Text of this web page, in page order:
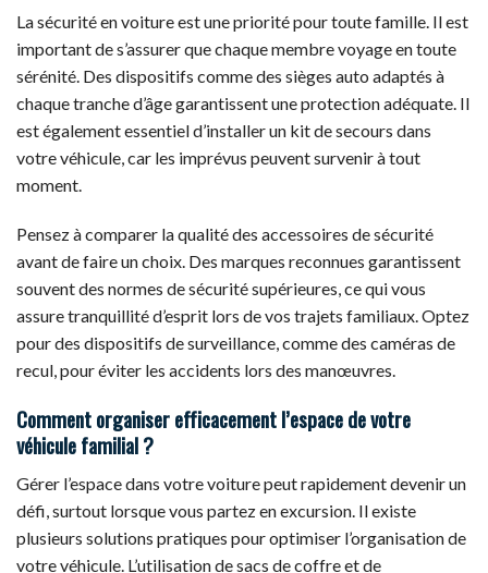
La sécurité en voiture est une priorité pour toute famille. Il est
important de s’assurer que chaque membre voyage en toute
sérénité. Des dispositifs comme des sièges auto adaptés à
chaque tranche d’âge garantissent une protection adéquate. Il
est également essentiel d’installer un kit de secours dans
votre véhicule, car les imprévus peuvent survenir à tout
moment.
Pensez à comparer la qualité des accessoires de sécurité
avant de faire un choix. Des marques reconnues garantissent
souvent des normes de sécurité supérieures, ce qui vous
assure tranquillité d’esprit lors de vos trajets familiaux. Optez
pour des dispositifs de surveillance, comme des caméras de
recul, pour éviter les accidents lors des manœuvres.
Comment organiser efficacement l’espace de votre
véhicule familial ?
Gérer l’espace dans votre voiture peut rapidement devenir un
défi, surtout lorsque vous partez en excursion. Il existe
plusieurs solutions pratiques pour optimiser l’organisation de
votre véhicule. L’utilisation de sacs de coffre et de